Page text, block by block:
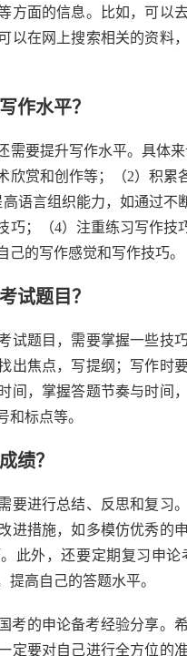
方面的信息。比如，可以
以在网上搜索相关的资料
作水平？
需要提升写作水平。具体
欣赏和创作等；（2）积
语言组织能力，如通过
巧；（4）注重练习写作技
的写作感觉和写作技巧。
试题目？
试题目，需要掌握一些技
出焦点，写提纲；写作时
间，掌握答题节奏与时间
和标点等。
绩？
要进行总结、反思和复习
进措施，如多模仿优秀的
此外，还要定期复习申
提高自己的答题水平。
考的申论备考经验分享。
定要对自己进行全方位的